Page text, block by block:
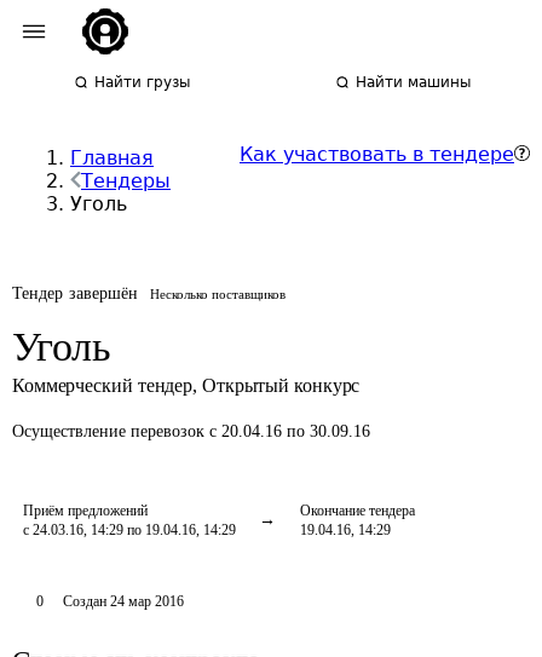
Найти грузы Найти машины
Главная
Тендеры
Уголь
Как участвовать в тендере
Тендер завершён Несколько поставщиков
Уголь
Коммерческий тендер, Открытый конкурс
Осуществление перевозок с 20.04.16 по 30.09.16
Приём предложений
с 24.03.16, 14:29 по 19.04.16, 14:29
Окончание тендера
19.04.16, 14:29
0 Создан 24 мар 2016